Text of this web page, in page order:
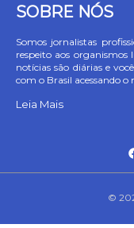
SOBRE NÓS
Somos jornalistas
respeito aos organismos
notícias são diárias e
com o Brasil acessando o
Leia Mais
©